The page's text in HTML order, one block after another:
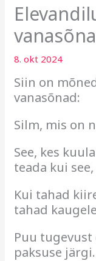
8. okt 2024
Siin on
vanasõnad:
Silm, mis on
See, kes
teada kui
Kui tahad
tahad
Puu
paksuse järgi.